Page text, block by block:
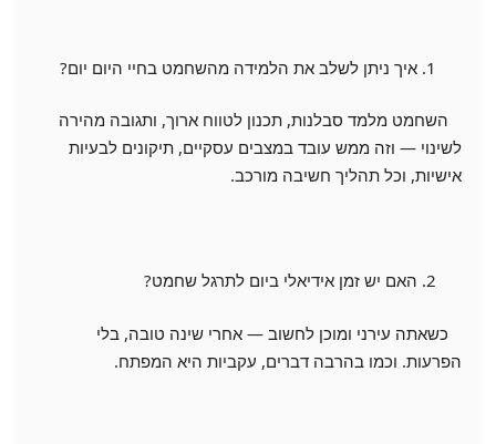
איך ניתן לשלב את הלמידה מהשחמט בחיי היום יום?
השחמט מלמד סבלנות, תכנון לטווח ארוך, ותגובה מהירה
לשינוי — וזה ממש עובד במצבים עסקיים, תיקונים לבעיות
אישיות, וכל תהליך חשיבה מורכב.
האם יש זמן אידיאלי ביום לתרגל שחמט?
כשאתה עירני ומוכן לחשוב — אחרי שינה טובה, בלי
הפרעות. וכמו בהרבה דברים, עקביות היא המפתח.